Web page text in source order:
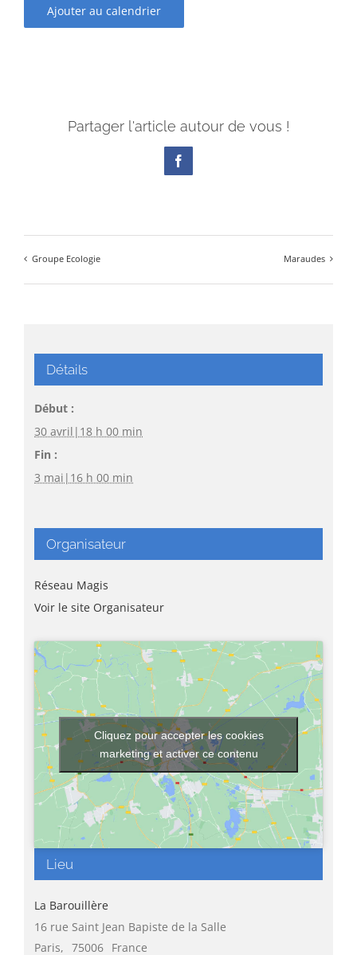
Ajouter au calendrier
Partager l'article autour de vous !
Facebook
Groupe Ecologie Maraudes
Détails
Début :
30 avril|18 h 00 min
Fin :
3 mai|16 h 00 min
Organisateur
Réseau Magis
Voir le site Organisateur
Lieu
La Barouillère
16 rue Saint Jean Bapiste de la Salle
Paris, 75006 France
Cliquez pour accepter les cookies
marketing et activer ce contenu